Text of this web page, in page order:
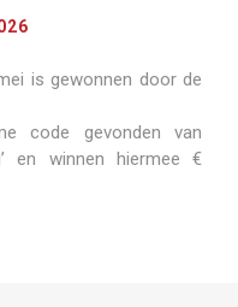
is gewonnen door de
code gevonden van
en winnen hiermee €